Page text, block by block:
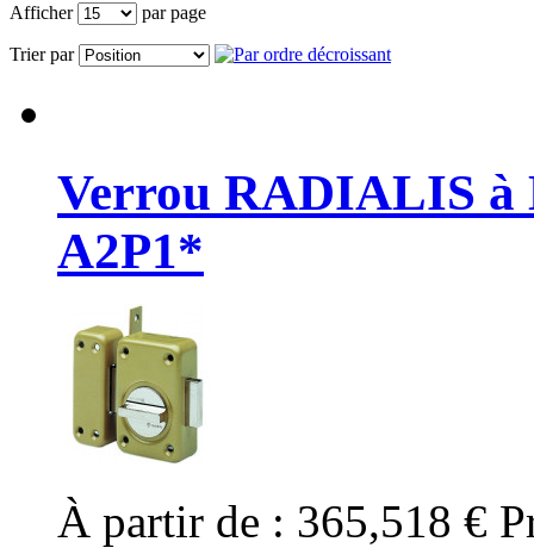
Afficher par page
Trier par
Verrou RADIALIS à
A2P1*
À partir de : 365,518 €